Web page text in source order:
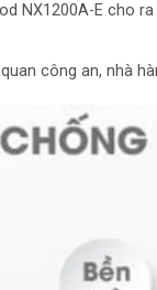
NX1200A-E cho
công an, nhà